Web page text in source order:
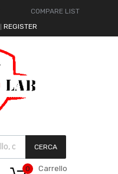
COMPARE LIST
REGISTER
CERCA
Carrello
0